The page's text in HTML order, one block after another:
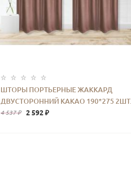
ШТОРЫ ПОРТЬЕРНЫЕ ЖАККАРД
ДВУСТОРОННИЙ КАКАО 190*275 2ШТ.
4 537 ₽ 2 592 ₽